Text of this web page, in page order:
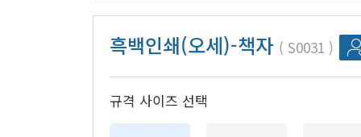
흑백인쇄(오세)-책자 S0031
규격 사이즈 선택